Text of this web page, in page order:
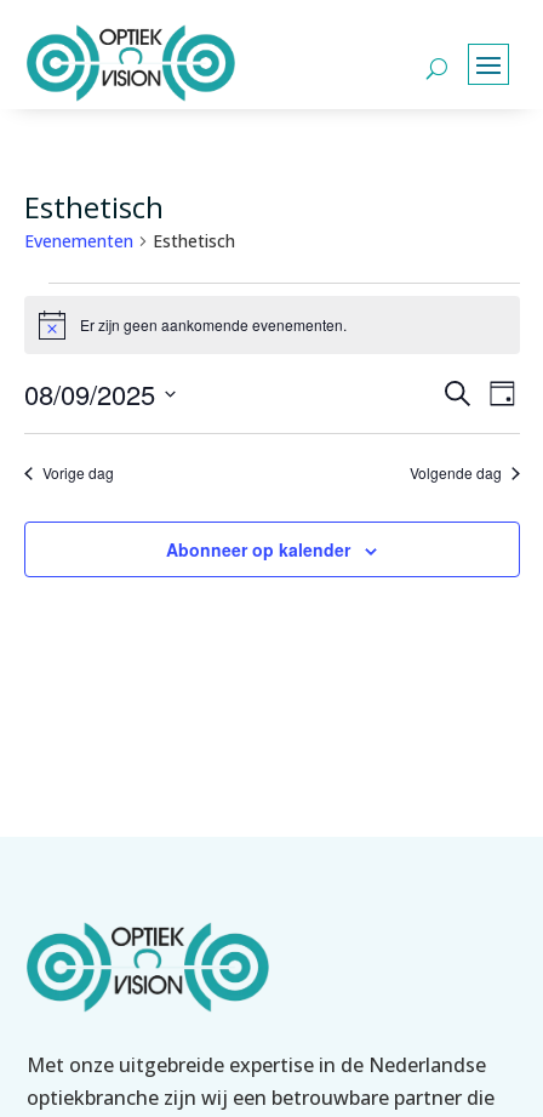
Esthetisch
Evenementen Esthetisch
Evenementen
in
september,
2025
BerichtEr zijn geen aankomende evenementen.
Zoeken
Dag
08/09/2025
Selecteer
eenVorige dag Volgende dag
Abonneer op kalender
Met onze uitgebreide expertise in de Nederlandse
optiekbranche zijn wij een betrouwbare partner die